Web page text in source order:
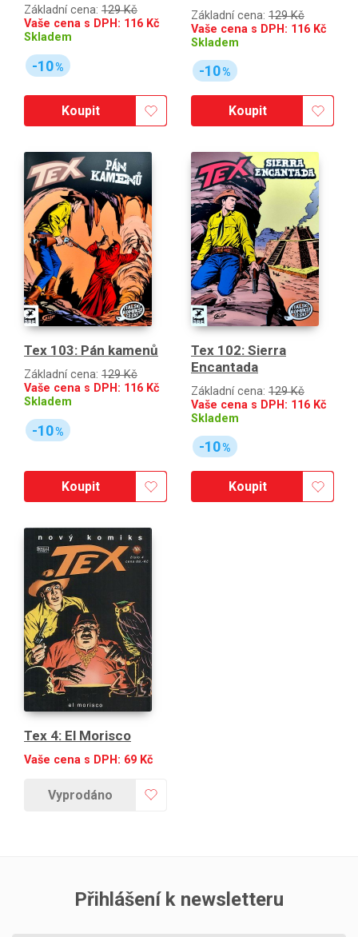
Základní cena: 129 Kč
Vaše cena s DPH: 116 Kč
Skladem
-10%
Koupit
Základní cena: 129 Kč
Vaše cena s DPH: 116 Kč
Skladem
-10%
Koupit
Tex 103: Pán kamenů
Základní cena: 129 Kč
Vaše cena s DPH: 116 Kč
Skladem
-10%
Koupit
Tex 102: Sierra
Encantada
Základní cena: 129 Kč
Vaše cena s DPH: 116 Kč
Skladem
-10%
Koupit
Tex 4: El Morisco
Vaše cena s DPH: 69 Kč
Vyprodáno
Přihlášení k newsletteru